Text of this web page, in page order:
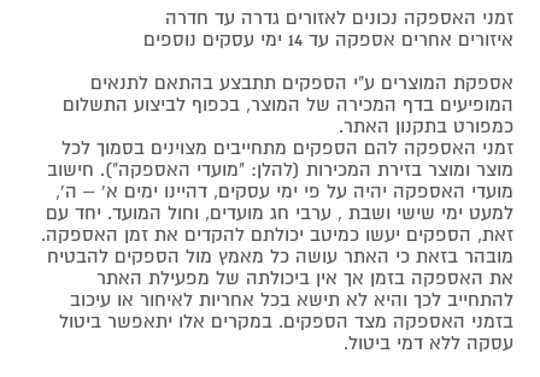
זמני האספקה נכונים לאזורים גדרה עד חדרה
איזורים אחרים אספקה עד 14 ימי עסקים נוספים
אספקת המוצרים ע"י הספקים תתבצע בהתאם לתנאים
המופיעים בדף המכירה של המוצר, בכפוף לביצוע התשלום
כמפורט בתקנון האתר.
זמני האספקה להם הספקים מתחייבים מצוינים בסמוך לכל
מוצר ומוצר בזירת המכירות (להלן: "מועדי האספקה"). חישוב
מועדי האספקה יהיה על פי ימי עסקים, דהיינו ימים א' – ה',
למעט ימי שישי ושבת , ערבי חג מועדים, וחול המועד. יחד עם
זאת, הספקים יעשו כמיטב יכולתם להקדים את זמן האספקה.
מובהר בזאת כי האתר עושה כל מאמץ מול הספקים להבטיח
את האספקה בזמן אך אין ביכולתה של מפעילת האתר
להתחייב לכך והיא לא תישא בכל אחריות לאיחור או עיכוב
בזמני האספקה מצד הספקים. במקרים אלו יתאפשר ביטול
עסקה ללא דמי ביטול.